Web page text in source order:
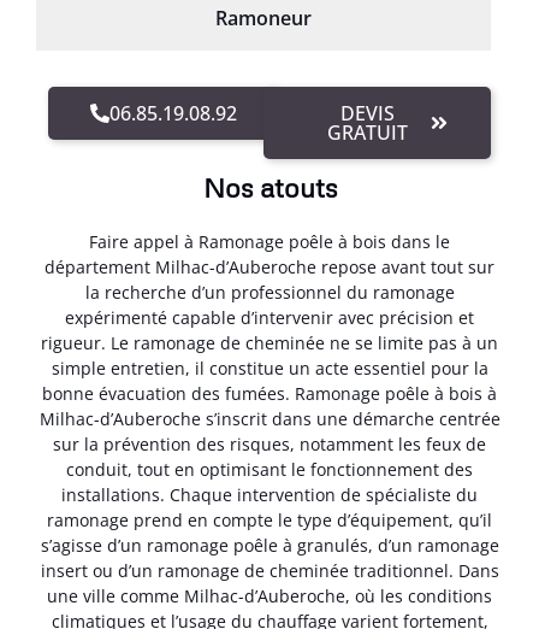
Ramoneur
06.85.19.08.92 DEVIS
GRATUIT
Nos atouts
Faire appel à Ramonage poêle à bois dans le
département Milhac-d’Auberoche repose avant tout sur
la recherche d’un professionnel du ramonage
expérimenté capable d’intervenir avec précision et
rigueur. Le ramonage de cheminée ne se limite pas à un
simple entretien, il constitue un acte essentiel pour la
bonne évacuation des fumées. Ramonage poêle à bois à
Milhac-d’Auberoche s’inscrit dans une démarche centrée
sur la prévention des risques, notamment les feux de
conduit, tout en optimisant le fonctionnement des
installations. Chaque intervention de spécialiste du
ramonage prend en compte le type d’équipement, qu’il
s’agisse d’un ramonage poêle à granulés, d’un ramonage
insert ou d’un ramonage de cheminée traditionnel. Dans
une ville comme Milhac-d’Auberoche, où les conditions
climatiques et l’usage du chauffage varient fortement,